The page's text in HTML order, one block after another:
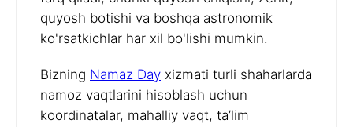
quyosh botishi va boshqa astronomik
ko'rsatkichlar har xil bo'lishi mumkin.
Bizning Namaz Day xizmati turli shaharlarda
namoz vaqtlarini hisoblash uchun
koordinatalar, mahalliy vaqt, ta’lim